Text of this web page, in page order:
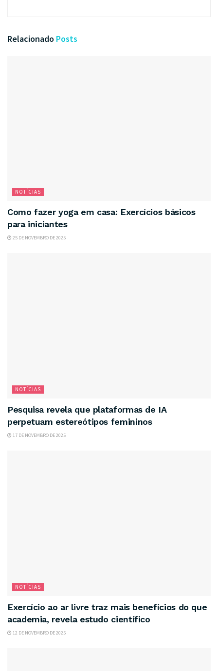
Relacionado Posts
NOTÍCIAS
Como fazer yoga em casa: Exercícios básicos
para iniciantes
25 DE NOVEMBRO DE 2025
NOTÍCIAS
Pesquisa revela que plataformas de IA
perpetuam estereótipos femininos
17 DE NOVEMBRO DE 2025
NOTÍCIAS
Exercício ao ar livre traz mais benefícios do que
academia, revela estudo científico
12 DE NOVEMBRO DE 2025